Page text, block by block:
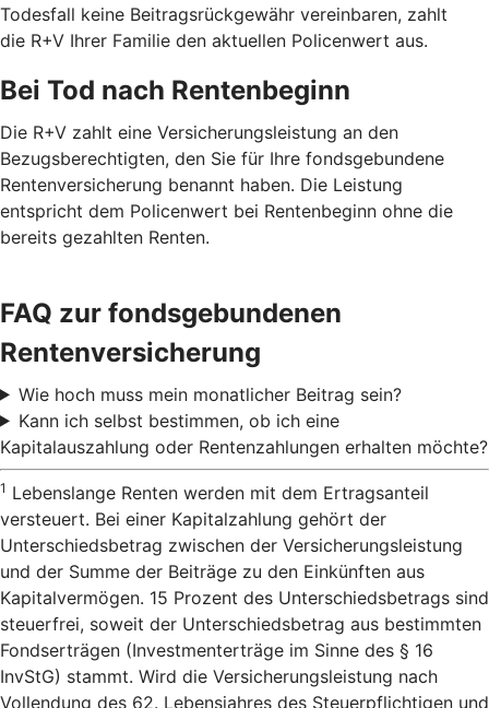
Todesfall keine Beitragsrückgewähr vereinbaren, zahlt
die R+V Ihrer Familie den aktuellen Policenwert aus.
Bei Tod nach Rentenbeginn
Die R+V zahlt eine Versicherungsleistung an den
Bezugsberechtigten, den Sie für Ihre fondsgebundene
Rentenversicherung benannt haben. Die Leistung
entspricht dem Policenwert bei Rentenbeginn ohne die
bereits gezahlten Renten.
FAQ zur fondsgebundenen
Rentenversicherung
Wie hoch muss mein monatlicher Beitrag sein?
Kann ich selbst bestimmen, ob ich eine
Kapitalauszahlung oder Rentenzahlungen erhalten möchte?
1 Lebenslange Renten werden mit dem Ertragsanteil
versteuert. Bei einer Kapitalzahlung gehört der
Unterschiedsbetrag zwischen der Versicherungsleistung
und der Summe der Beiträge zu den Einkünften aus
Kapitalvermögen. 15 Prozent des Unterschiedsbetrags sind
steuerfrei, soweit der Unterschiedsbetrag aus bestimmten
Fondserträgen (Investmenterträge im Sinne des § 16
InvStG) stammt. Wird die Versicherungsleistung nach
Vollendung des 62. Lebensjahres des Steuerpflichtigen und